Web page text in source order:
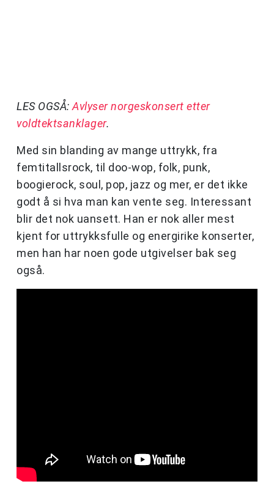
LES OGSÅ: Avlyser norgeskonsert etter
voldtektsanklager.
Med sin blanding av mange uttrykk, fra
femtitallsrock, til doo-wop, folk, punk,
boogierock, soul, pop, jazz og mer, er det ikke
godt å si hva man kan vente seg. Interessant
blir det nok uansett. Han er nok aller mest
kjent for uttrykksfulle og energirike konserter,
men han har noen gode utgivelser bak seg
også.